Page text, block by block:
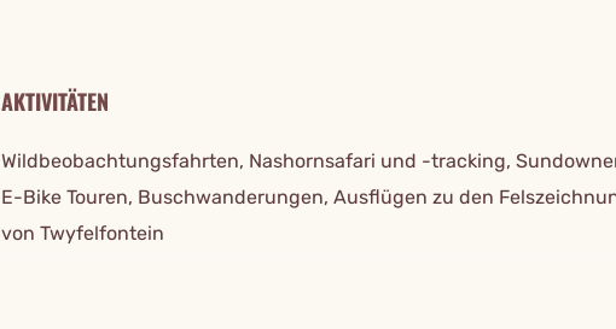
AKTIVITÄTEN
Wildbeobachtungsfahrten, Nashornsafari und -tracking,
E-Bike Touren, Buschwanderungen, Ausflügen zu den
von Twyfelfontein